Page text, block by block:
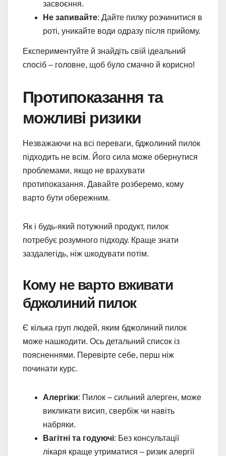
засвоєння.
Не запивайте: Дайте пилку розчинитися в
роті, уникайте води одразу після прийому.
Експериментуйте й знайдіть свій ідеальний
спосіб – головне, щоб було смачно й корисно!
Протипоказання та
можливі ризики
Незважаючи на всі переваги, бджолиний пилок
підходить не всім. Його сила може обернутися
проблемами, якщо не врахувати
протипоказання. Давайте розберемо, кому
варто бути обережним.
Як і будь-який потужний продукт, пилок
потребує розумного підходу. Краще знати
заздалегідь, ніж шкодувати потім.
Кому не варто вживати
бджолиний пилок
Є кілька груп людей, яким бджолиний пилок
може нашкодити. Ось детальний список із
поясненнями. Перевірте себе, перш ніж
починати курс.
Алергіки: Пилок – сильний алерген, може
викликати висип, свербіж чи навіть
набряки.
Вагітні та годуючі: Без консультації
лікаря краще утриматися – ризик алергії